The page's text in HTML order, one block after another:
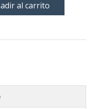
al carrito